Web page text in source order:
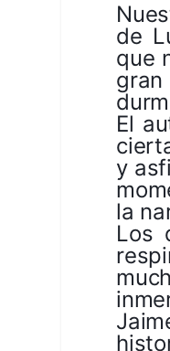
de
que
El
y
la
Los